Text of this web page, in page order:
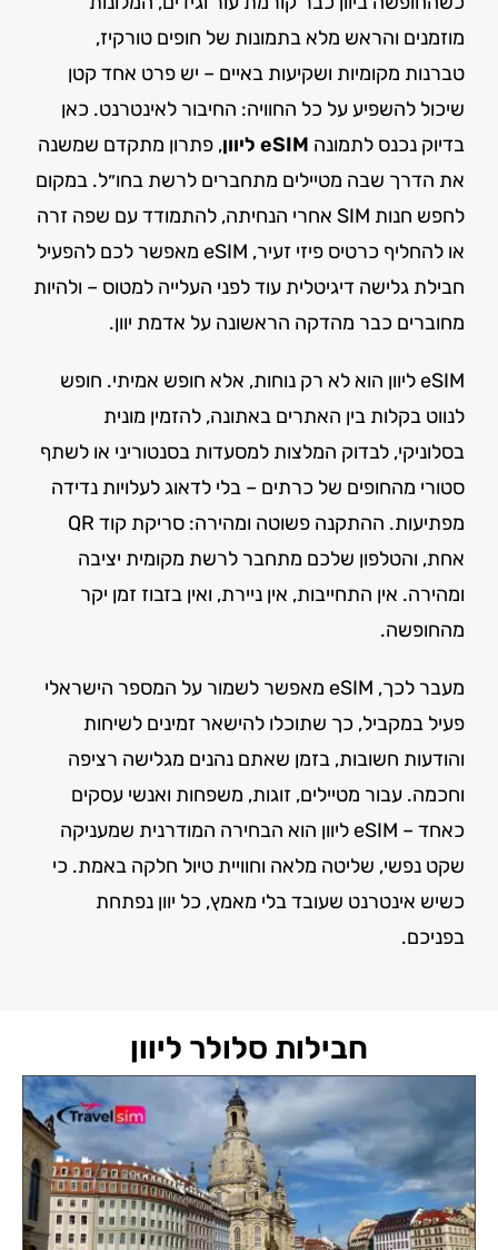
מוזמנים והראש מלא בתמונות של חופים טורקיז,
טברנות מקומיות ושקיעות באיים – יש פרט אחד קטן
שיכול להשפיע על כל החוויה: החיבור לאינטרנט. כאן
בדיוק נכנס לתמונה eSIM ליוון
, פתרון מתקדם שמשנה
את הדרך שבה מטיילים מתחברים לרשת בחו״ל. במקום
לחפש חנות SIM אחרי הנחיתה, להתמודד עם שפה זרה
או להחליף כרטיס פיזי זעיר, eSIM מאפשר לכם להפעיל
חבילת גלישה דיגיטלית עוד לפני העלייה למטוס – ולהיות
מחוברים כבר מהדקה הראשונה על אדמת יוון.
eSIM ליוון הוא לא רק נוחות, אלא חופש אמיתי. חופש
לנווט בקלות בין האתרים באתונה, להזמין מונית
בסלוניקי, לבדוק המלצות למסעדות בסנטוריני או לשתף
סטורי מהחופים של כרתים – בלי לדאוג לעלויות נדידה
מפתיעות. ההתקנה פשוטה ומהירה: סריקת קוד QR
אחת, והטלפון שלכם מתחבר לרשת מקומית יציבה
ומהירה. אין התחייבות, אין ניירת, ואין בזבוז זמן יקר
מהחופשה.
מעבר לכך, eSIM מאפשר לשמור על המספר הישראלי
פעיל במקביל, כך שתוכלו להישאר זמינים לשיחות
והודעות חשובות, בזמן שאתם נהנים מגלישה רציפה
וחכמה. עבור מטיילים, זוגות, משפחות ואנשי עסקים
כאחד – eSIM ליוון הוא הבחירה המודרנית שמעניקה
שקט נפשי, שליטה מלאה וחוויית טיול חלקה באמת. כי
כשיש אינטרנט שעובד בלי מאמץ, כל יוון נפתחת
בפניכם.
חבילות סלולר ליוון